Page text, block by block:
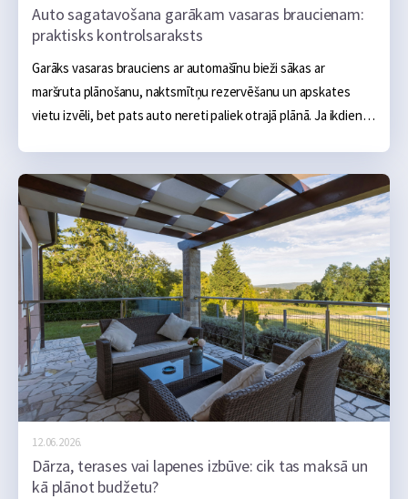
Auto sagatavošana garākam vasaras braucienam:
praktisks kontrolsaraksts
Garāks vasaras brauciens ar automašīnu bieži sākas ar
maršruta plānošanu, naktsmītņu rezervēšanu un apskates
vietu izvēli, bet pats auto nereti paliek otrajā plānā. Ja ikdienā
12.06.2026.
Dārza, terases vai lapenes izbūve: cik tas maksā un
kā plānot budžetu?